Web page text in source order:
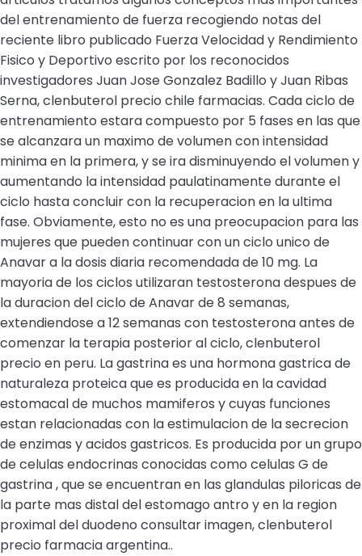
del entrenamiento de fuerza recogiendo notas del
reciente libro publicado Fuerza Velocidad y Rendimiento
Fisico y Deportivo escrito por los reconocidos
investigadores Juan Jose Gonzalez Badillo y Juan Ribas
Serna, clenbuterol precio chile farmacias. Cada ciclo de
entrenamiento estara compuesto por 5 fases en las que
se alcanzara un maximo de volumen con intensidad
minima en la primera, y se ira disminuyendo el volumen y
aumentando la intensidad paulatinamente durante el
ciclo hasta concluir con la recuperacion en la ultima
fase. Obviamente, esto no es una preocupacion para las
mujeres que pueden continuar con un ciclo unico de
Anavar a la dosis diaria recomendada de 10 mg. La
mayoria de los ciclos utilizaran testosterona despues de
la duracion del ciclo de Anavar de 8 semanas,
extendiendose a 12 semanas con testosterona antes de
comenzar la terapia posterior al ciclo, clenbuterol
precio en peru. La gastrina es una hormona gastrica de
naturaleza proteica que es producida en la cavidad
estomacal de muchos mamiferos y cuyas funciones
estan relacionadas con la estimulacion de la secrecion
de enzimas y acidos gastricos. Es producida por un grupo
de celulas endocrinas conocidas como celulas G de
gastrina , que se encuentran en las glandulas piloricas de
la parte mas distal del estomago antro y en la region
proximal del duodeno consultar imagen, clenbuterol
precio farmacia argentina..